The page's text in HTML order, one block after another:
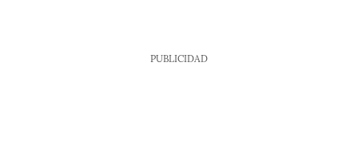
PUBLICIDAD